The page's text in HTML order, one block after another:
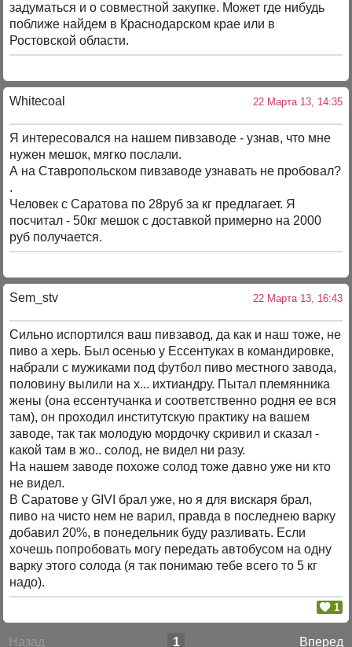
задуматься и о совместной закупке. Может где нибудь
поближе найдем в Краснодарском крае или в
Ростовской области.
Whitecoal 22 Марта 13, 14:35
Я интересовался на нашем пивзаводе - узнав, что мне
нужен мешок, мягко послали.
А на Ставропольском пивзаводе узнавать не пробовал?
.
Человек с Саратова по 28руб за кг предлагает. Я
посчитал - 50кг мешок с доставкой примерно на 2000
руб получается.
Sem_stv 22 Марта 13, 16:43
Сильно испортился ваш пивзавод, да как и наш тоже, не
пиво а херь. Был осенью у Ессентуках в командировке,
набрали с мужиками под футбол пиво местного завода,
половину вылили на х... ихтиандру. Пытал племянника
жены (она ессентучанка и соответственно родня ее вся
там), он проходил институтскую практику на вашем
заводе, так так молодую мордочку скривил и сказал -
какой там в жо.. солод, не видел ни разу.
На нашем заводе похоже солод тоже давно уже ни кто
не видел.
В Саратове у GIVI брал уже, но я для вискаря брал,
пиво на чисто нем не варил, правда в последнею варку
добавил 20%, в понедельник буду разливать. Если
хочешь попробовать могу передать автобусом на одну
варку этого солода (я так понимаю тебе всего то 5 кг
надо).
1
Назад Вперед
1